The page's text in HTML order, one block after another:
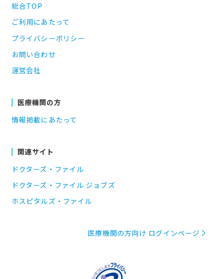
総合TOP
ご利用にあたって
プライバシーポリシー
お問い合わせ
運営会社
医療機関の方
情報掲載にあたって
関連サイト
ドクターズ・ファイル
ドクターズ・ファイル ジョブズ
ホスピタルズ・ファイル
医療機関の方向け ログインページ